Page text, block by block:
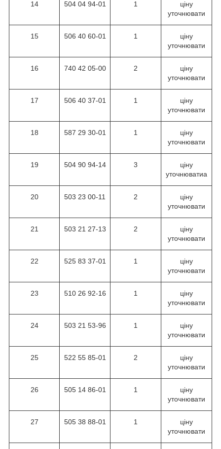
14 504 04 94-01 1
ціну
уточнювати
15 506 40 60-01 1
ціну
уточнювати
16 740 42 05-00 2
ціну
уточнювати
17 506 40 37-01 1
ціну
уточнювати
18 587 29 30-01 1
ціну
уточнювати
19 504 90 94-14 3
ціну
уточнюватиа
20 503 23 00-11 2
ціну
уточнювати
21 503 21 27-13 2
ціну
уточнювати
22 525 83 37-01 1
ціну
уточнювати
23 510 26 92-16 1
ціну
уточнювати
24 503 21 53-96 1
ціну
уточнювати
25 522 55 85-01 2
ціну
уточнювати
26 505 14 86-01 1
ціну
уточнювати
27 505 38 88-01 1
ціну
уточнювати